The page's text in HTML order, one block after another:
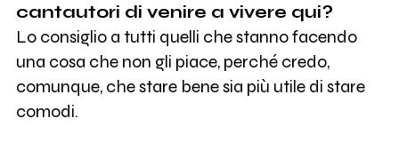
cantautori di venire a vivere qui?
Lo consiglio a tutti quelli che stanno facendo
una cosa che non gli piace, perché credo,
comunque, che stare bene sia più utile di stare
comodi.